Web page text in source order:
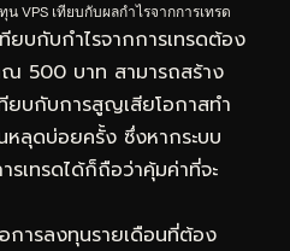
VPS เทียบกับผลกำไรจากการเทรด
บกับกำไรจากการเทรดต้อง
ณ 500 บาท สามารถสร้าง
ยบกับการสูญเสียโอกาสทำ
หลุดบ่อยครั้ง ซึ่งหากระบบ
เทรดได้ก็ถือว่าคุ้มค่าที่จะ
อการลงทุนรายเดือนที่ต้อง